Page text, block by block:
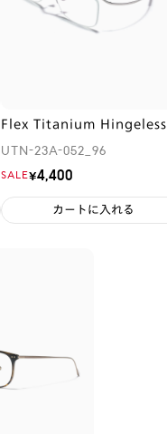
Flex Titanium Hingeless
UTN-23A-052_96
SALE¥4,400